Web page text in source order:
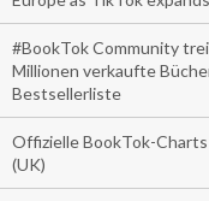
#BookTok Community
Millionen verkaufte
Bestsellerliste
Offizielle BookTok-
(UK)